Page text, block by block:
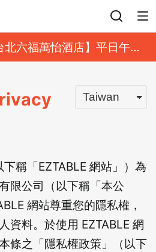
北六福萬怡酒店】平日午餐
｜靓港點套餐
稱「EZTABLE 網站」）為
限公司（以下稱「本公
網站尊重您的隱私權，
資料。於使用 EZTABLE 網
條之「隱私權政策」（以下